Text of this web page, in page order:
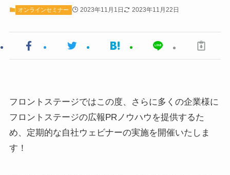
オンラインセミナー 2023年11月1日 2023年11月22日
フロントステージではこの度、さらに多くの企業様に
フロントステージの広報PRノウハウを提供するた
め、定期的な自社ウェビナーの実施を開催いたしま
す！